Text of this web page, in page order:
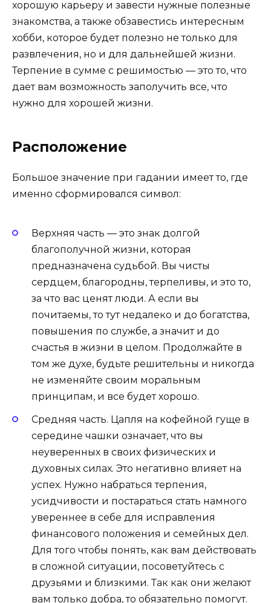
хорошую карьеру и завести нужные полезные
знакомства, а также обзавестись интересным
хобби, которое будет полезно не только для
развлечения, но и для дальнейшей жизни.
Терпение в сумме с решимостью — это то, что
дает вам возможность заполучить все, что
нужно для хорошей жизни.
Расположение
Большое значение при гадании имеет то, где
именно сформировался символ:
Верхняя часть — это знак долгой
благополучной жизни, которая
предназначена судьбой. Вы чисты
сердцем, благородны, терпеливы, и это то,
за что вас ценят люди. А если вы
почитаемы, то тут недалеко и до богатства,
повышения по службе, а значит и до
счастья в жизни в целом. Продолжайте в
том же духе, будьте решительны и никогда
не изменяйте своим моральным
принципам, и все будет хорошо.
Средняя часть. Цапля на кофейной гуще в
середине чашки означает, что вы
неуверенных в своих физических и
духовных силах. Это негативно влияет на
успех. Нужно набраться терпения,
усидчивости и постараться стать намного
увереннее в себе для исправления
финансового положения и семейных дел.
Для того чтобы понять, как вам действовать
в сложной ситуации, посоветуйтесь с
друзьями и близкими. Так как они желают
вам только добра, то обязательно помогут.